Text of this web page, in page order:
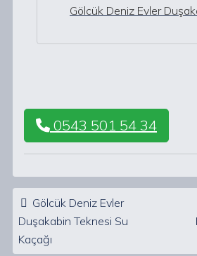
Gölcük Deniz Evler
0543 501 54 34
Post navigation
Gölcük Deniz Evler
Duşakabin Teknesi Su
Kaçağı